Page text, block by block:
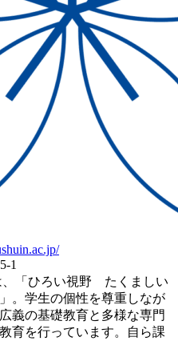
1
、「ひろい視野 たくましい
。学生の個性を尊重しなが
義の基礎教育と多様な専門
育を行っています。自ら課